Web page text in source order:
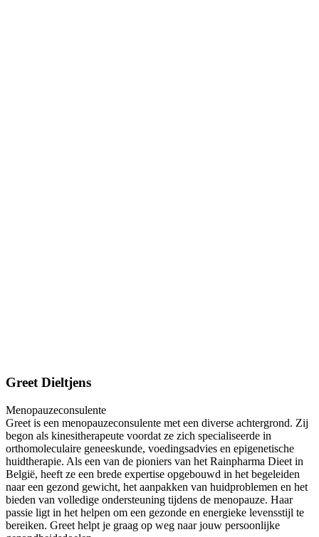
Greet Dieltjens
Menopauzeconsulente
Greet is een menopauzeconsulente met een diverse achtergrond. Zij
begon als kinesitherapeute voordat ze zich specialiseerde in
orthomoleculaire geneeskunde, voedingsadvies en epigenetische
huidtherapie. Als een van de pioniers van het Rainpharma Dieet in
België, heeft ze een brede expertise opgebouwd in het begeleiden
naar een gezond gewicht, het aanpakken van huidproblemen en het
bieden van volledige ondersteuning tijdens de menopauze. Haar
passie ligt in het helpen om een gezonde en energieke levensstijl te
bereiken. Greet helpt je graag op weg naar jouw persoonlijke